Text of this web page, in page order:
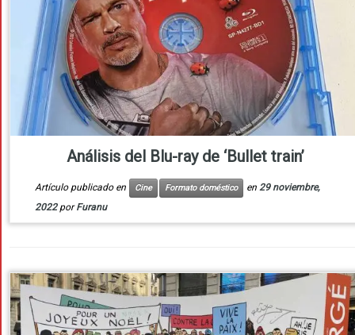
Análisis del Blu-ray de ‘Bullet train’
Artículo publicado en Cine Formato doméstico en 29 noviembre,
2022 porFuranu